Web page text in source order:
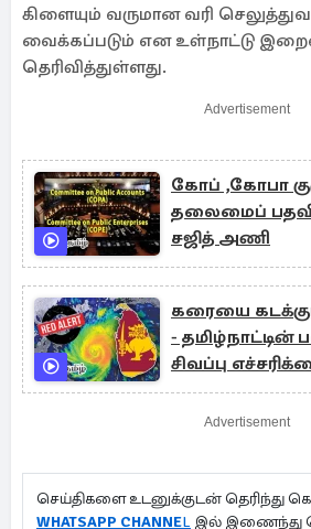
கிளையும் வருமான வரி
வைக்கப்படும் என உள்நாட்டு
தெரிவித்துள்ளது.
Advertisement
கோப் ,கோபா
தலைமைப்
சஜித் அணி
கரையை
- தமிழ்நாட்டின்
சிவப்பு
Advertisement
செய்திகளை உடனுக்குடன் தெரிந்து
WHATSAPP CHANNEL இல் இணைந்து